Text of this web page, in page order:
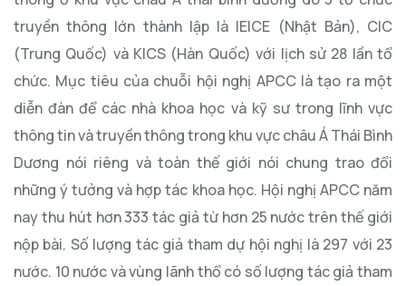
truyền thông lớn thành lập là IEICE (Nhật Bản), CIC
(Trung Quốc) và KICS (Hàn Quốc) với lịch sử 28 lần tổ
chức. Mục tiêu của chuỗi hội nghị APCC là tạo ra một
diễn đàn để các nhà khoa học và kỹ sư trong lĩnh vực
thông tin và truyền thông trong khu vực châu Á Thái Bình
Dương nói riêng và toàn thế giới nói chung trao đổi
những ý tưởng và hợp tác khoa học. Hội nghị APCC năm
nay thu hút hơn 333 tác giả từ hơn 25 nước trên thế giới
nộp bài. Số lượng tác giả tham dự hội nghị là 297 với 23
nước. 10 nước và vùng lãnh thổ có số lượng tác giả tham